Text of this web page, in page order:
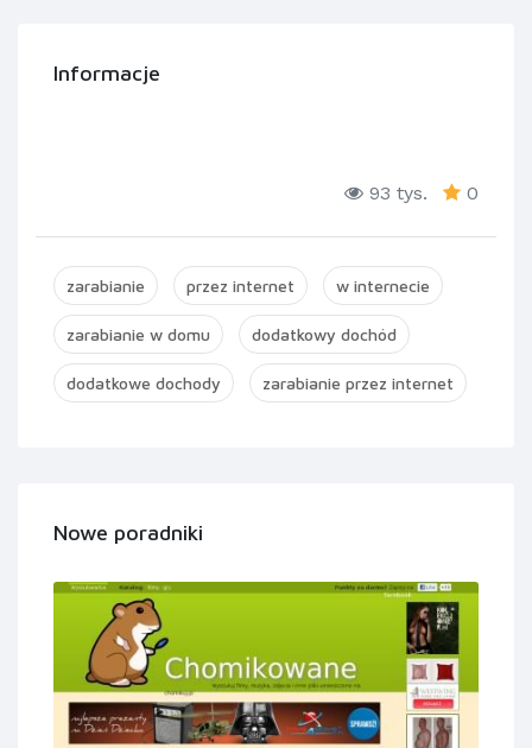
Informacje
93 tys. 0
zarabianie przez internet w internecie
zarabianie w domu dodatkowy dochód
dodatkowe dochody zarabianie przez internet
Nowe poradniki